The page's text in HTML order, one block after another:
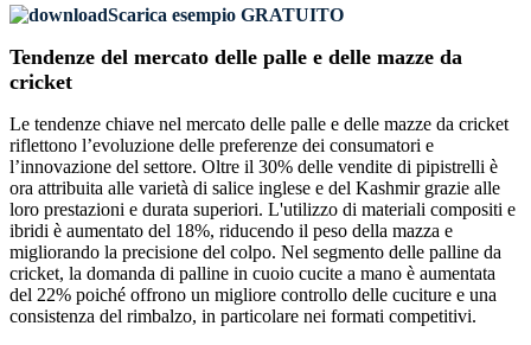
Scarica esempio GRATUITO
Tendenze del mercato delle palle e delle mazze da
cricket
Le tendenze chiave nel mercato delle palle e delle mazze da cricket
riflettono l’evoluzione delle preferenze dei consumatori e
l’innovazione del settore. Oltre il 30% delle vendite di pipistrelli è
ora attribuita alle varietà di salice inglese e del Kashmir grazie alle
loro prestazioni e durata superiori. L'utilizzo di materiali compositi e
ibridi è aumentato del 18%, riducendo il peso della mazza e
migliorando la precisione del colpo. Nel segmento delle palline da
cricket, la domanda di palline in cuoio cucite a mano è aumentata
del 22% poiché offrono un migliore controllo delle cuciture e una
consistenza del rimbalzo, in particolare nei formati competitivi.